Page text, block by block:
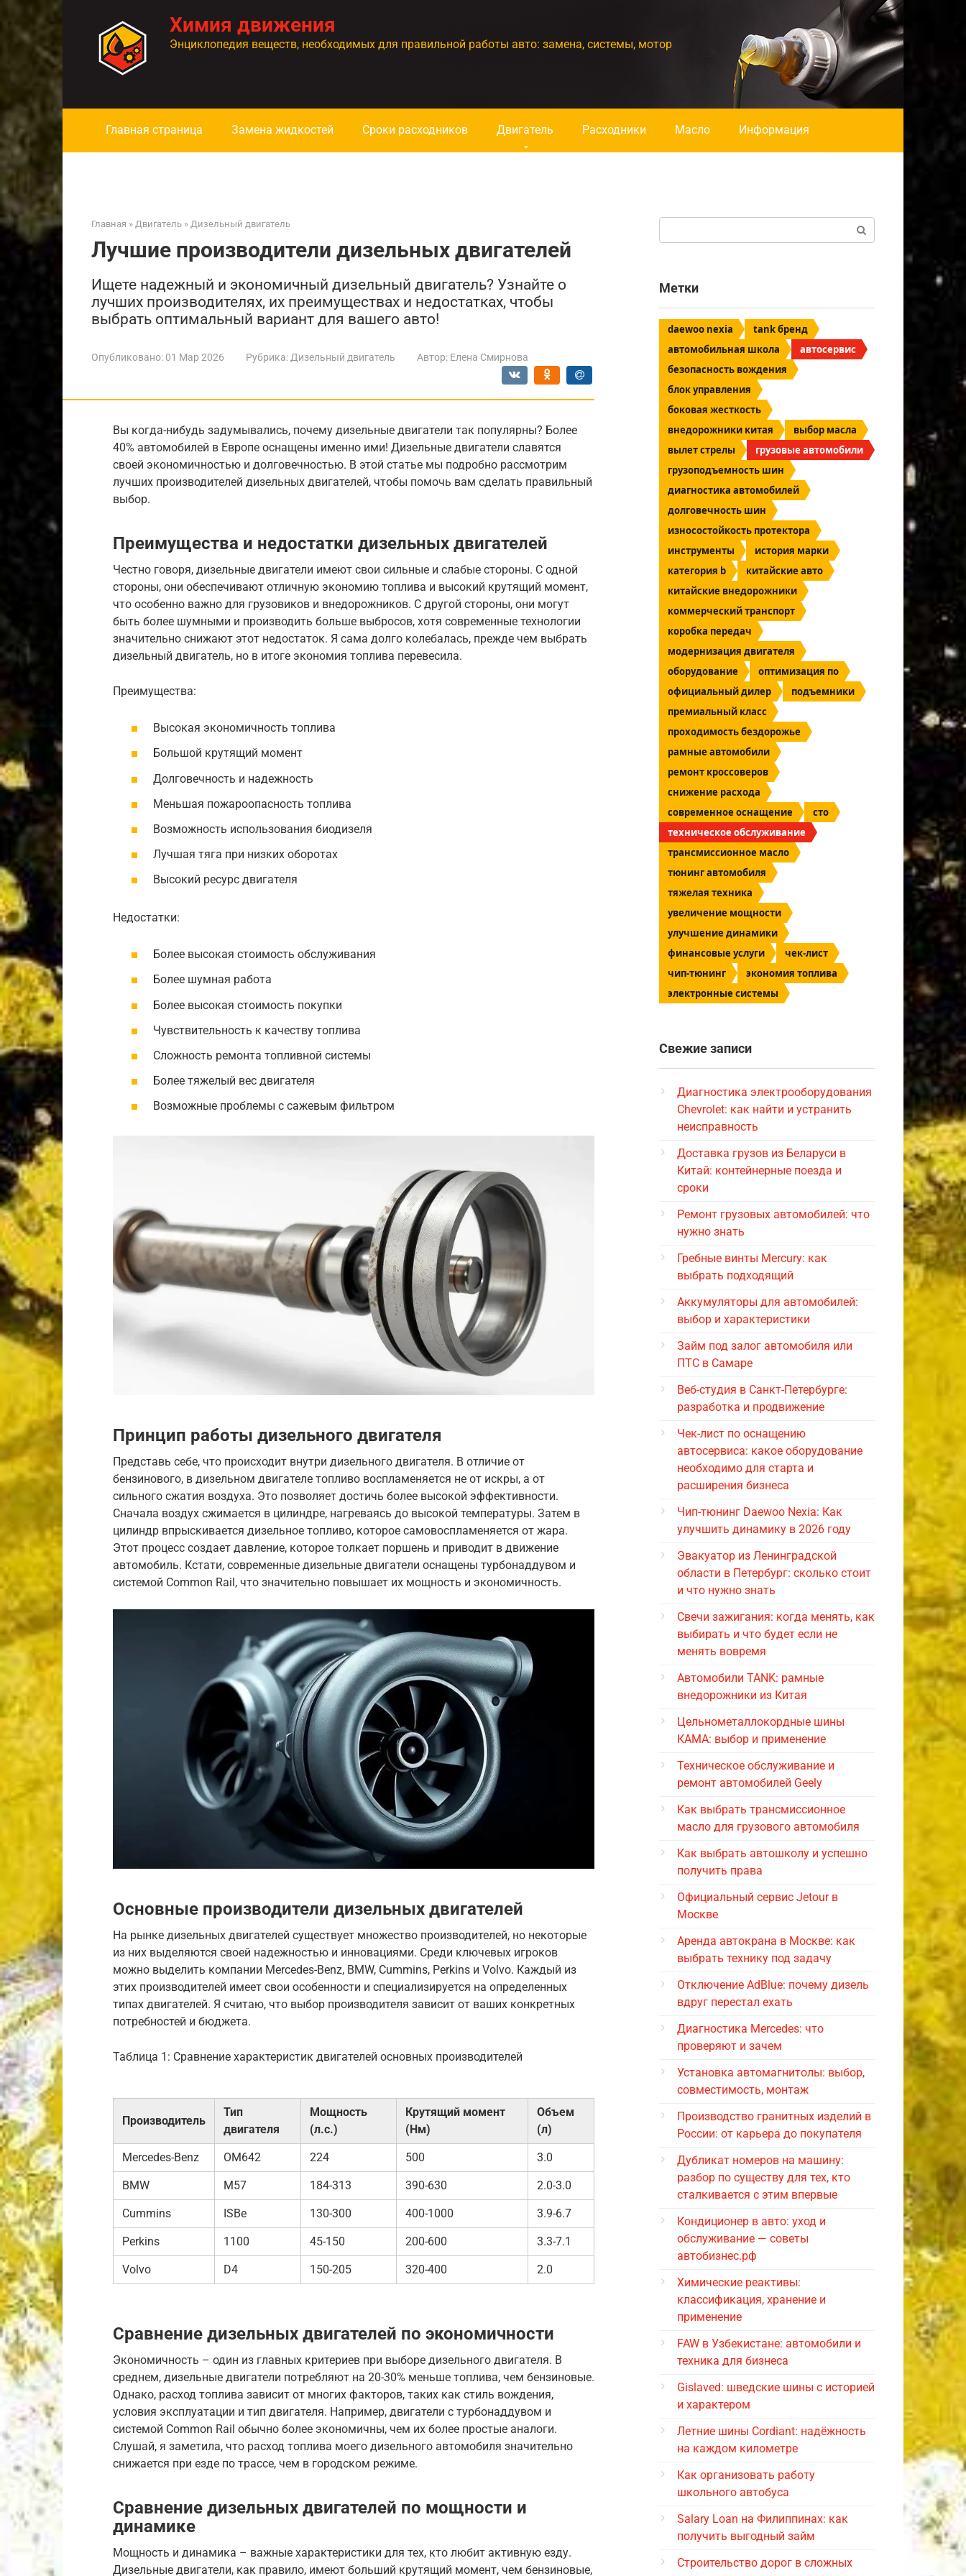
контенту
Химия движения
Энциклопедия веществ, необходимых для правильной работы авто: замена, системы, мотор
Главная страница Замена жидкостей Сроки расходников Двигатель Расходники Масло Информация
Главная » Двигатель » Дизельный двигатель
Лучшие производители дизельных двигателей
Ищете надежный и экономичный дизельный двигатель? Узнайте о
лучших производителях, их преимуществах и недостатках, чтобы
выбрать оптимальный вариант для вашего авто!
Опубликовано: 01 Мар 2026 Рубрика: Дизельный двигатель Автор: Елена Смирнова
Вы когда-нибудь задумывались, почему дизельные двигатели так популярны? Более
40% автомобилей в Европе оснащены именно ими! Дизельные двигатели славятся
своей экономичностью и долговечностью. В этой статье мы подробно рассмотрим
лучших производителей дизельных двигателей, чтобы помочь вам сделать правильный
выбор.
Преимущества и недостатки дизельных двигателей
Честно говоря, дизельные двигатели имеют свои сильные и слабые стороны. С одной
стороны, они обеспечивают отличную экономию топлива и высокий крутящий момент,
что особенно важно для грузовиков и внедорожников. С другой стороны, они могут
быть более шумными и производить больше выбросов, хотя современные технологии
значительно снижают этот недостаток. Я сама долго колебалась, прежде чем выбрать
дизельный двигатель, но в итоге экономия топлива перевесила.
Преимущества:
Высокая экономичность топлива
Большой крутящий момент
Долговечность и надежность
Меньшая пожароопасность топлива
Возможность использования биодизеля
Лучшая тяга при низких оборотах
Высокий ресурс двигателя
Недостатки:
Более высокая стоимость обслуживания
Более шумная работа
Более высокая стоимость покупки
Чувствительность к качеству топлива
Сложность ремонта топливной системы
Более тяжелый вес двигателя
Возможные проблемы с сажевым фильтром
Принцип работы дизельного двигателя
Представь себе, что происходит внутри дизельного двигателя. В отличие от
бензинового, в дизельном двигателе топливо воспламеняется не от искры, а от
сильного сжатия воздуха. Это позволяет достичь более высокой эффективности.
Сначала воздух сжимается в цилиндре, нагреваясь до высокой температуры. Затем в
цилиндр впрыскивается дизельное топливо, которое самовоспламеняется от жара.
Этот процесс создает давление, которое толкает поршень и приводит в движение
автомобиль. Кстати, современные дизельные двигатели оснащены турбонаддувом и
системой Common Rail, что значительно повышает их мощность и экономичность.
Основные производители дизельных двигателей
На рынке дизельных двигателей существует множество производителей, но некоторые
из них выделяются своей надежностью и инновациями. Среди ключевых игроков
можно выделить компании Mercedes-Benz, BMW, Cummins, Perkins и Volvo. Каждый из
этих производителей имеет свои особенности и специализируется на определенных
типах двигателей. Я считаю, что выбор производителя зависит от ваших конкретных
потребностей и бюджета.
Таблица 1: Сравнение характеристик двигателей основных производителей
Производитель
Тип
двигателя
Мощность
(л.с.)
Крутящий момент
(Нм)
Объем
(л)
Mercedes-Benz OM642 224 500 3.0
BMW M57 184-313 390-630 2.0-3.0
Cummins ISBe 130-300 400-1000 3.9-6.7
Perkins 1100 45-150 200-600 3.3-7.1
Volvo D4 150-205 320-400 2.0
Сравнение дизельных двигателей по экономичности
Экономичность – один из главных критериев при выборе дизельного двигателя. В
среднем, дизельные двигатели потребляют на 20-30% меньше топлива, чем бензиновые.
Однако, расход топлива зависит от многих факторов, таких как стиль вождения,
условия эксплуатации и тип двигателя. Например, двигатели с турбонаддувом и
системой Common Rail обычно более экономичны, чем их более простые аналоги.
Слушай, я заметила, что расход топлива моего дизельного автомобиля значительно
снижается при езде по трассе, чем в городском режиме.
Сравнение дизельных двигателей по мощности и
динамике
Мощность и динамика – важные характеристики для тех, кто любит активную езду.
Дизельные двигатели, как правило, имеют больший крутящий момент, чем бензиновые,
Метки
daewoo nexia
tank бренд
автомобильная школа
автосервис
безопасность вождения
блок управления
боковая жесткость
внедорожники китая
выбор масла
вылет стрелы
грузовые автомобили
грузоподъемность шин
диагностика автомобилей
долговечность шин
износостойкость протектора
инструменты
история марки
категория b
китайские авто
китайские внедорожники
коммерческий транспорт
коробка передач
модернизация двигателя
оборудование
оптимизация по
официальный дилер
подъемники
премиальный класс
проходимость бездорожье
рамные автомобили
ремонт кроссоверов
снижение расхода
современное оснащение
сто
техническое обслуживание
трансмиссионное масло
тюнинг автомобиля
тяжелая техника
увеличение мощности
улучшение динамики
финансовые услуги
чек-лист
чип-тюнинг
экономия топлива
электронные системы
Свежие записи
Диагностика электрооборудования
Chevrolet: как найти и устранить
неисправность
Доставка грузов из Беларуси в
Китай: контейнерные поезда и
сроки
Ремонт грузовых автомобилей: что
нужно знать
Гребные винты Mercury: как
выбрать подходящий
Аккумуляторы для автомобилей:
выбор и характеристики
Займ под залог автомобиля или
ПТС в Самаре
Веб-студия в Санкт-Петербурге:
разработка и продвижение
Чек-лист по оснащению
автосервиса: какое оборудование
необходимо для старта и
расширения бизнеса
Чип-тюнинг Daewoo Nexia: Как
улучшить динамику в 2026 году
Эвакуатор из Ленинградской
области в Петербург: сколько стоит
и что нужно знать
Свечи зажигания: когда менять, как
выбирать и что будет если не
менять вовремя
Автомобили TANK: рамные
внедорожники из Китая
Цельнометаллокордные шины
КАМА: выбор и применение
Техническое обслуживание и
ремонт автомобилей Geely
Как выбрать трансмиссионное
масло для грузового автомобиля
Как выбрать автошколу и успешно
получить права
Официальный сервис Jetour в
Москве
Аренда автокрана в Москве: как
выбрать технику под задачу
Отключение AdBlue: почему дизель
вдруг перестал ехать
Диагностика Mercedes: что
проверяют и зачем
Установка автомагнитолы: выбор,
совместимость, монтаж
Производство гранитных изделий в
России: от карьера до покупателя
Дубликат номеров на машину:
разбор по существу для тех, кто
сталкивается с этим впервые
Кондиционер в авто: уход и
обслуживание — советы
автобизнес.рф
Химические реактивы:
классификация, хранение и
применение
FAW в Узбекистане: автомобили и
техника для бизнеса
Gislaved: шведские шины с историей
и характером
Летние шины Cordiant: надёжность
на каждом километре
Как организовать работу
школьного автобуса
Salary Loan на Филиппинах: как
получить выгодный займ
Строительство дорог в сложных